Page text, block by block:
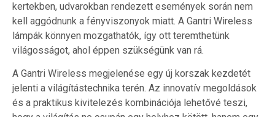
kertekben, udvarokban rendezett események során nem
kell aggódnunk a fényviszonyok miatt. A Gantri Wireless
lámpák könnyen mozgathatók, így ott teremthetünk
világosságot, ahol éppen szükségünk van rá.
A Gantri Wireless megjelenése egy új korszak kezdetét
jelenti a világítástechnika terén. Az innovatív megoldások
és a praktikus kivitelezés kombinációja lehetővé teszi,